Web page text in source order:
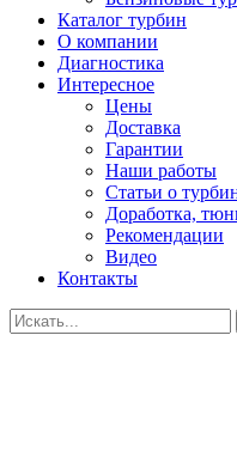
Каталог турбин
О компании
Диагностика
Интересное
Цены
Доставка
Гарантии
Наши работы
Статьи о
Доработка,
Рекомендации
Видео
Контакты